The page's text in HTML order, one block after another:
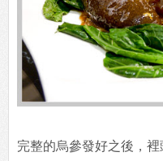
完整的烏參發好之後，